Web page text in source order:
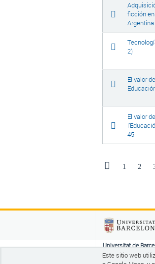
ficción
Argentina
2)
El valor
El valor
45.
1 2
Universitat de
Pg de la Vall
CP 08035
Este sitio web